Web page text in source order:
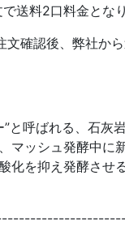
送料2口料金となり
確認後、弊社か
と呼ばれる、石灰
マッシュ発酵中に
化を抑え発酵させ